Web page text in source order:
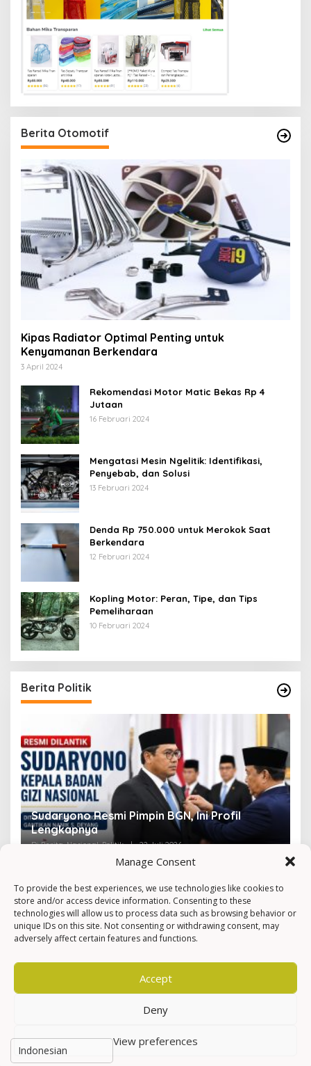
Manage Consent
To provide the best experiences, we use technologies like cookies to
store and/or access device information. Consenting to these
technologies will allow us to process data such as browsing behavior or
unique IDs on this site. Not consenting or withdrawing consent, may
adversely affect certain features and functions.
Accept
Deny
View preferences
Berita Otomotif
Kipas Radiator Optimal Penting untuk
Kenyamanan Berkendara
3 April 2024
Rekomendasi Motor Matic Bekas Rp 4
Jutaan
16 Februari 2024
Mengatasi Mesin Ngelitik: Identifikasi,
Penyebab, dan Solusi
13 Februari 2024
Denda Rp 750.000 untuk Merokok Saat
Berkendara
12 Februari 2024
Kopling Motor: Peran, Tipe, dan Tips
Pemeliharaan
10 Februari 2024
Berita Politik
Sudaryono Resmi Pimpin BGN, Ini Profil
Lengkapnya
Di Berita, Nasional, Politik | 22 Juli 2026 Di
Hak Cipta © Newkarma
Privacy Policy & Terms of Service
Indeks Berita